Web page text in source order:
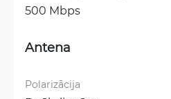
500 Mbps
Antena
Polarizācija